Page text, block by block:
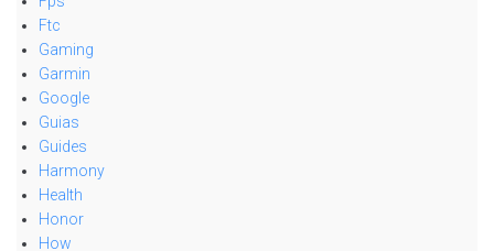
Ftc
Gaming
Garmin
Google
Guias
Guides
Harmony
Health
Honor
How